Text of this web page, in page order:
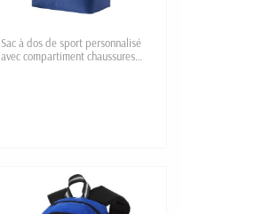
Sac à dos de sport personnalisé
avec compartiment chaussures